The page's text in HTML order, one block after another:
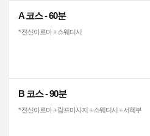
A 코스 - 60분
* 전신아로마 + 스웨디시
B 코스 - 90분
* 전신아로마 + 림프마사지 + 스웨디시 + 서혜부